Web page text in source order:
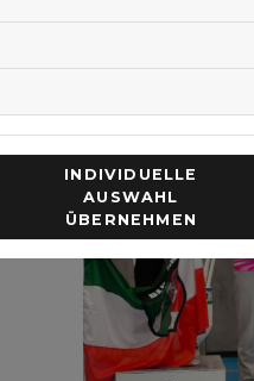
INDIVIDUELLE
AUSWAHL
ÜBERNEHMEN